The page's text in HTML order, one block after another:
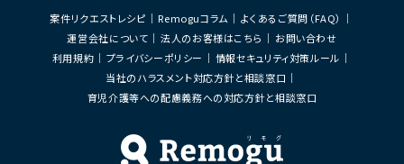
案件リクエストレシピ Remoguコラム
よくあるご質問（FAQ）
運営会社について
法人のお客様はこちら
お問い合わせ
利用規約
プライバシーポリシー
情報セキュリティ対策ルール
当社のハラスメント対応方針と相談窓口
育児介護等への配慮義務への対応方針と相談窓口